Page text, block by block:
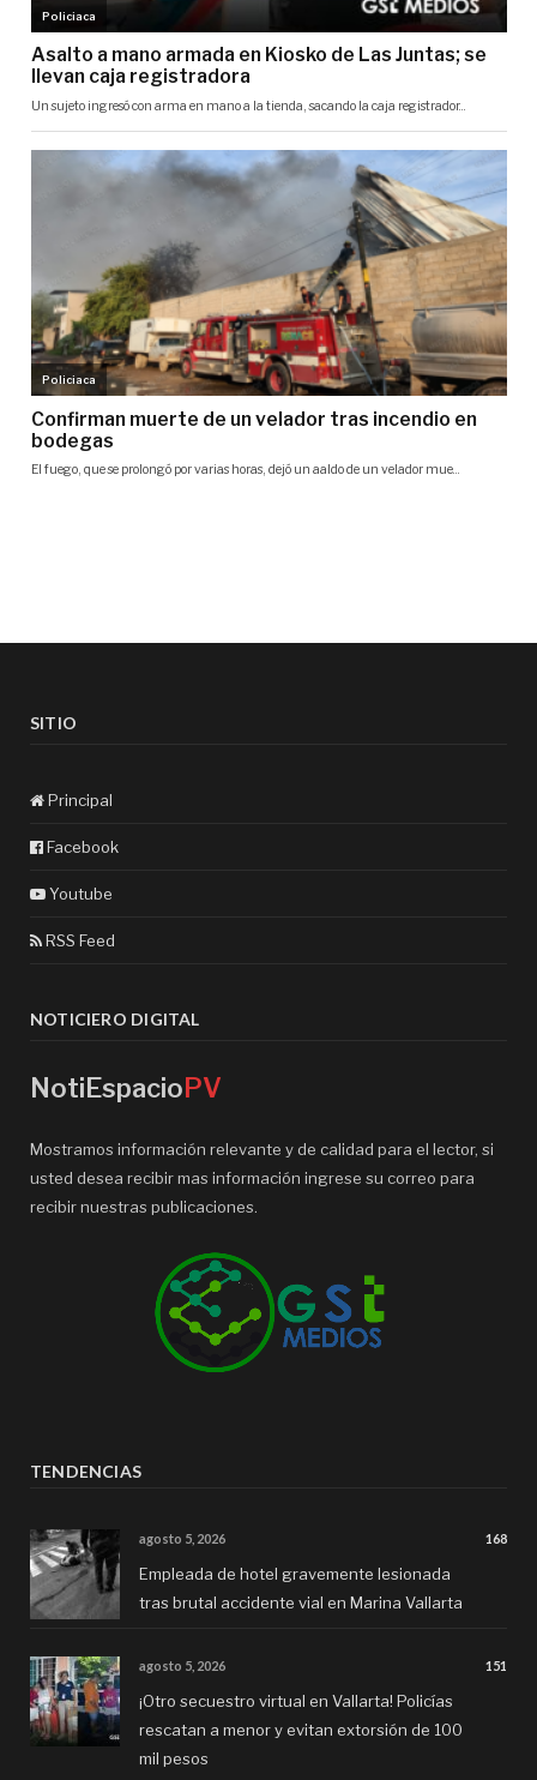
SITIO
Principal
Facebook
Youtube
RSS Feed
NOTICIERO DIGITAL
NotiEspacioPV
Mostramos información relevante y de calidad para el lector, si
usted desea recibir mas información ingrese su correo para
recibir nuestras publicaciones.
TENDENCIAS
agosto 5, 2026 168
Empleada de hotel gravemente lesionada
tras brutal accidente vial en Marina Vallarta
agosto 5, 2026 151
¡Otro secuestro virtual en Vallarta! Policías
rescatan a menor y evitan extorsión de 100
mil pesos